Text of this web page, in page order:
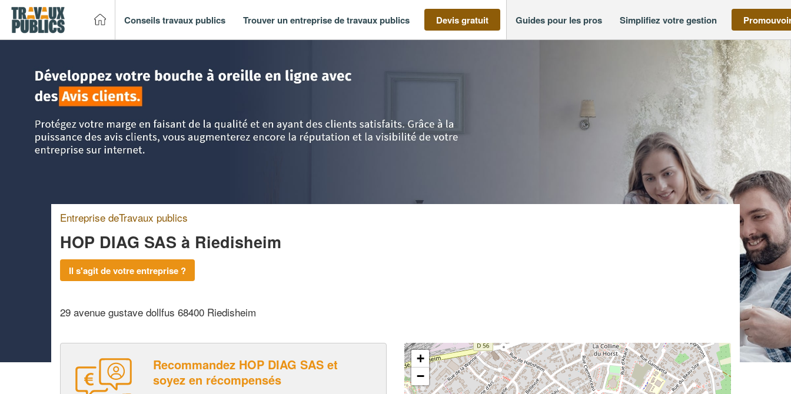
Conseils travaux publics Trouver un entreprise de travaux publics Devis gratuit Guides pour les pros Simplifiez votre gestion
Entreprise deTravaux publics
HOP DIAG SAS à Riedisheim
Il s'agit de votre entreprise ?
29 avenue gustave dollfus 68400 Riedisheim
Recommandez HOP DIAG SAS et
soyez en récompensés
+
−